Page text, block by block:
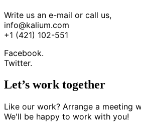
Write us an e-mail or call us,
info@kalium.com
+1 (421) 102-551
Facebook.
Twitter.
Let’s work together
Like our work? Arrange a meeting
We'll be happy to work with you!